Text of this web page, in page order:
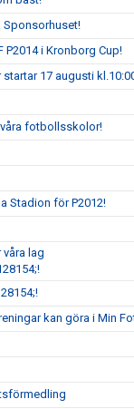
Sponsorhuset!
P2014 i Kronborg Cup!
17 augusti
fotbollsskolor!
Stadion för P2012!
lag
kan göra i Min